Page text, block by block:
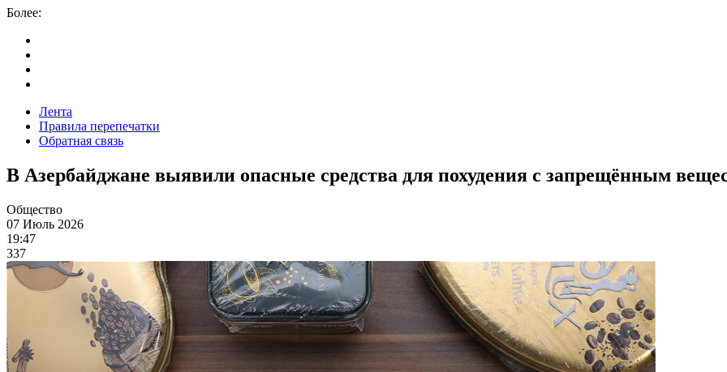
Более:
Лента
Правила перепечатки
Обратная связь
В Азербайджане выявили опасные средства для похудения с запрещённым
Общество
07 Июль 2026
19:47
337